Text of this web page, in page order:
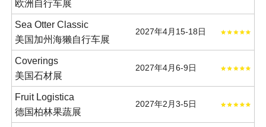
欧洲自行车展
Sea Otter Classic
美国加州海獭自行车展
2027年4月15-18日
Coverings
美国石材展
2027年4月6-9日
Fruit Logistica
德国柏林果蔬展
2027年2月3-5日